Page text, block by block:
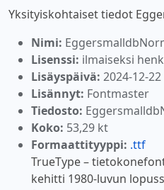
Yksityiskohtaiset tiedot
Nimi:
Lisenssi: ilmaiseksi
Lisäyspäivä: 2024-12-22
Lisännyt: Fontmaster
Tiedosto:
Koko: 53,29 kt
Formaattityyppi: .ttf
TrueType –
kehitti 1980-luvun